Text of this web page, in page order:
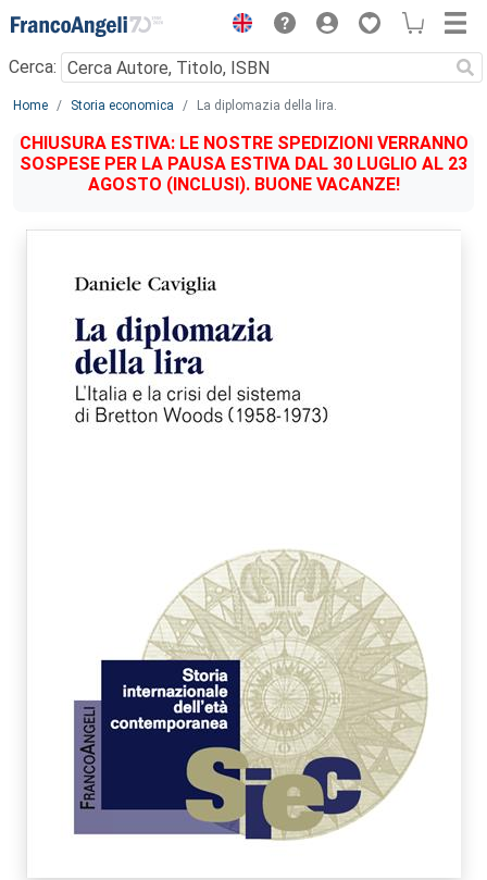
Menu
Cerca:
Main content
Home Storia economica La diplomazia della lira.
CHIUSURA ESTIVA: LE NOSTRE SPEDIZIONI VERRANNO
SOSPESE PER LA PAUSA ESTIVA DAL 30 LUGLIO AL 23
AGOSTO (INCLUSI). BUONE VACANZE!